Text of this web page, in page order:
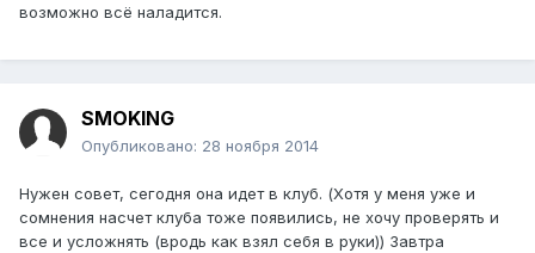
возможно всё наладится.
SMOKING
Опубликовано: 28 ноября 2014
Нужен совет, сегодня она идет в клуб. (Хотя у меня уже и
сомнения насчет клуба тоже появились, не хочу проверять и
все и усложнять (вродь как взял себя в руки)) Завтра